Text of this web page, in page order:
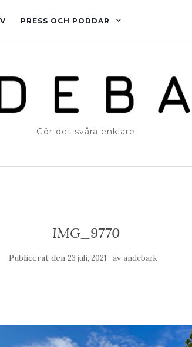
PRESS OCH PODDAR
Gör det svåra enklare
IMG_9770
Publicerat den 23 juli, 2021 av andebark